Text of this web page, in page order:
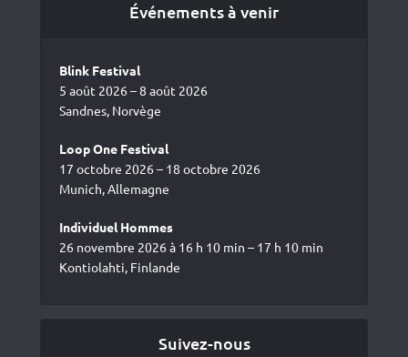
Événements à venir
Blink Festival
5 août 2026 – 8 août 2026
Sandnes, Norvège
Loop One Festival
17 octobre 2026 – 18 octobre 2026
Munich, Allemagne
Individuel Hommes
26 novembre 2026 à 16 h 10 min – 17 h 10 min
Kontiolahti, Finlande
Suivez-nous